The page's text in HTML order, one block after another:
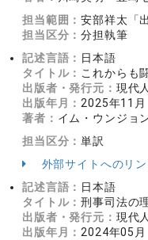
担当範囲：安部祥太「
担当区分：分担執筆
記述言語： 日本語
タイトル： これからも
出版者・発行元： 現代
出版年月： 2025年11月
著者： イム・ウンジョ
担当区分：単訳
外部サイトへのリ
記述言語： 日本語
タイトル：刑事司法の
出版者・発行元： 現代
出版年月： 2024年05月